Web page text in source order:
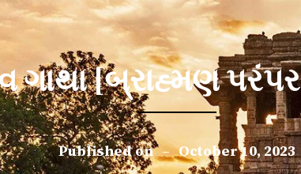
ગાથા [બ્રાહ્મણ
Published on – October 10, 2023